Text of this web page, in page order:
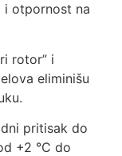
i otpornost na
rotor” i
eliminišu
pritisak do
+2 °C do